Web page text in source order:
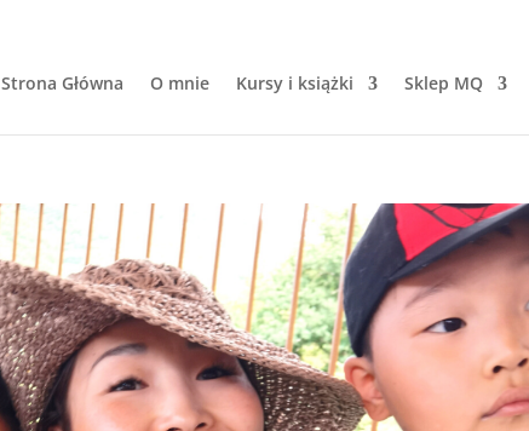
Strona Główna O mnie Kursy i książki Sklep MQ